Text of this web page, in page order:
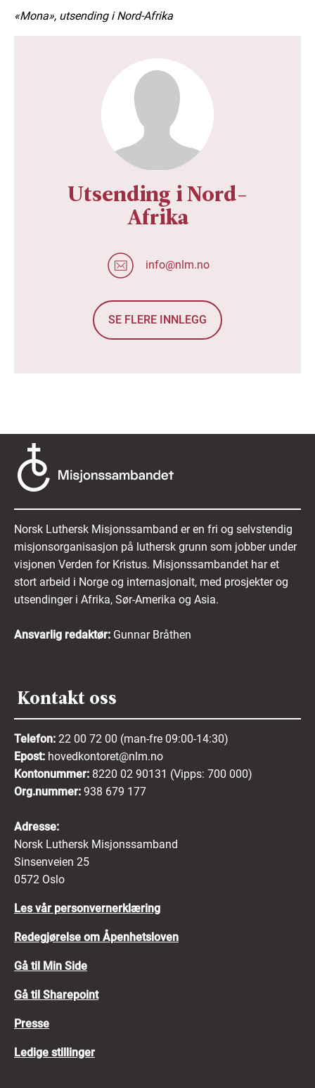
«Mona», utsending i Nord-Afrika
Utsending i Nord-
Afrika
info@nlm.no
SE FLERE INNLEGG
Norsk Luthersk Misjonssamband er en fri og selvstendig
misjonsorganisasjon på luthersk grunn som jobber under
visjonen Verden for Kristus. Misjonssambandet har et
stort arbeid i Norge og internasjonalt, med prosjekter og
utsendinger i Afrika, Sør-Amerika og Asia.
Ansvarlig redaktør: Gunnar Bråthen
Kontakt oss
Telefon: 22 00 72 00 (man-fre 09:00-14:30)
Epost: hovedkontoret@nlm.no
Kontonummer: 8220 02 90131 (Vipps: 700 000)
Org.nummer: 938 679 177
Adresse:
Norsk Luthersk Misjonssamband
Sinsenveien 25
0572 Oslo
Les vår personvernerklæring
Redegjørelse om Åpenhetsloven
Gå til Min Side
Gå til Sharepoint
Presse
Ledige stillinger